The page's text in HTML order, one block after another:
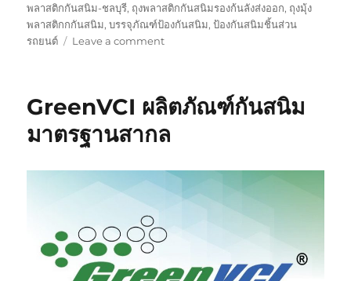
พลาสติกกันสนิม-ชลบุรี, ถุงพลาสติกกันสนิมรองก้นลังส่งออก, ถุงมุ้ง
พลาสติกกกันสนิม,บรรจุภัณฑ์ป้องกันสนิม,ป้องกันสนิมชิ้นส่วน
รถยนต์
Leave a commenton
แบบ
ขอบ
ยืด
รัด
และ
GreenVCI ผลิตภัณฑ์กันสนิม
มาตรฐานสากล